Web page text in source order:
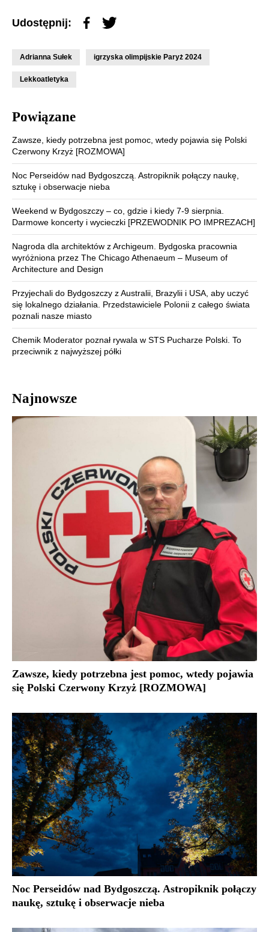
Udostępnij:
Adrianna Sułek igrzyska olimpijskie Paryż 2024
Lekkoatletyka
Powiązane
Zawsze, kiedy potrzebna jest pomoc, wtedy pojawia się Polski
Czerwony Krzyż [ROZMOWA]
Noc Perseidów nad Bydgoszczą. Astropiknik połączy naukę,
sztukę i obserwacje nieba
Weekend w Bydgoszczy – co, gdzie i kiedy 7-9 sierpnia.
Darmowe koncerty i wycieczki [PRZEWODNIK PO IMPREZACH]
Nagroda dla architektów z Archigeum. Bydgoska pracownia
wyróżniona przez The Chicago Athenaeum – Museum of
Architecture and Design
Przyjechali do Bydgoszczy z Australii, Brazylii i USA, aby uczyć
się lokalnego działania. Przedstawiciele Polonii z całego świata
poznali nasze miasto
Chemik Moderator poznał rywala w STS Pucharze Polski. To
przeciwnik z najwyższej półki
Najnowsze
Zawsze, kiedy potrzebna jest pomoc, wtedy pojawia
się Polski Czerwony Krzyż [ROZMOWA]
Noc Perseidów nad Bydgoszczą. Astropiknik połączy
naukę, sztukę i obserwacje nieba